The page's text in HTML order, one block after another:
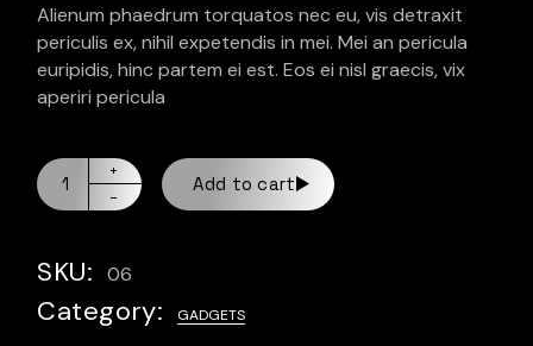
Alienum phaedrum torquatos nec eu, vis detraxit
periculis ex, nihil expetendis in mei. Mei an pericula
euripidis, hinc partem ei est. Eos ei nisl graecis, vix
aperiri pericula
Add to cart
SKU: 06
Category: GADGETS